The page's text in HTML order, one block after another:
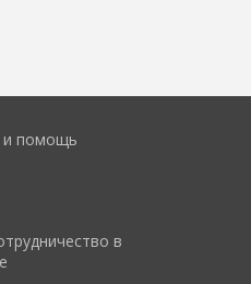
и помощь
в